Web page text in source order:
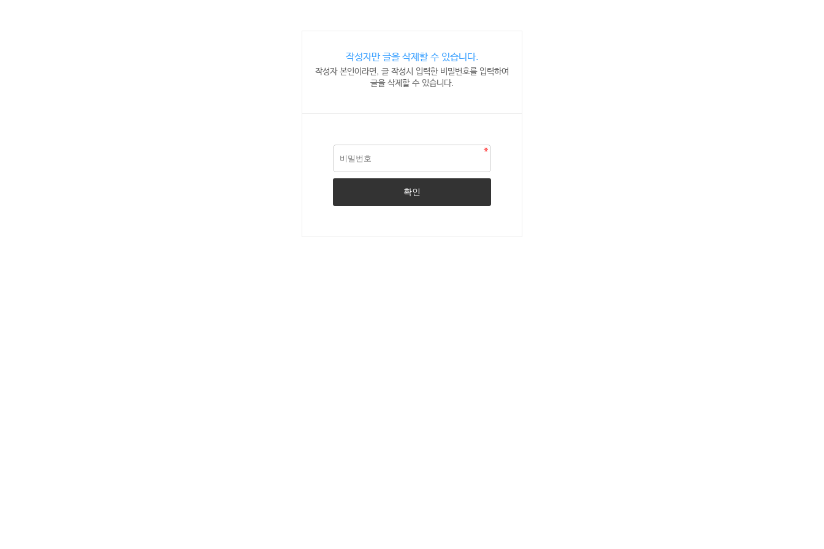
작성자만 글을 삭제할 수 있습니다.
작성자 본인이라면, 글 작성시 입력한 비밀번호를 입력하여
글을 삭제할 수 있습니다.